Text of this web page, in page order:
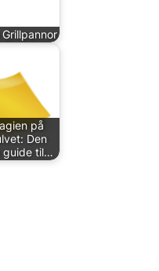
på
Den
guide til…